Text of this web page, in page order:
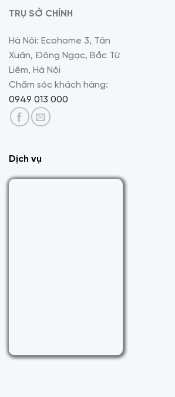
TRỤ SỞ CHÍNH
Hà Nội: Ecohome 3, Tân
Xuân, Đông Ngạc, Bắc Từ
Liêm, Hà Nội
Chăm sóc khách hàng:
0949 013 000
Dịch vụ